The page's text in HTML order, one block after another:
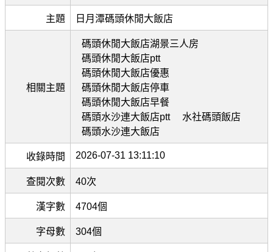
主題 日月潭碼頭休閒大飯店
相關主題
碼頭休閒大飯店湖景三人房
碼頭休閒大飯店ptt
碼頭休閒大飯店優惠
碼頭休閒大飯店停車
碼頭休閒大飯店早餐
碼頭水沙連大飯店ptt
水社碼頭飯店
碼頭水沙連大飯店
收錄時間 2026-07-31 13:11:10
查閱次數 40次
漢字數 4704個
字母數 304個